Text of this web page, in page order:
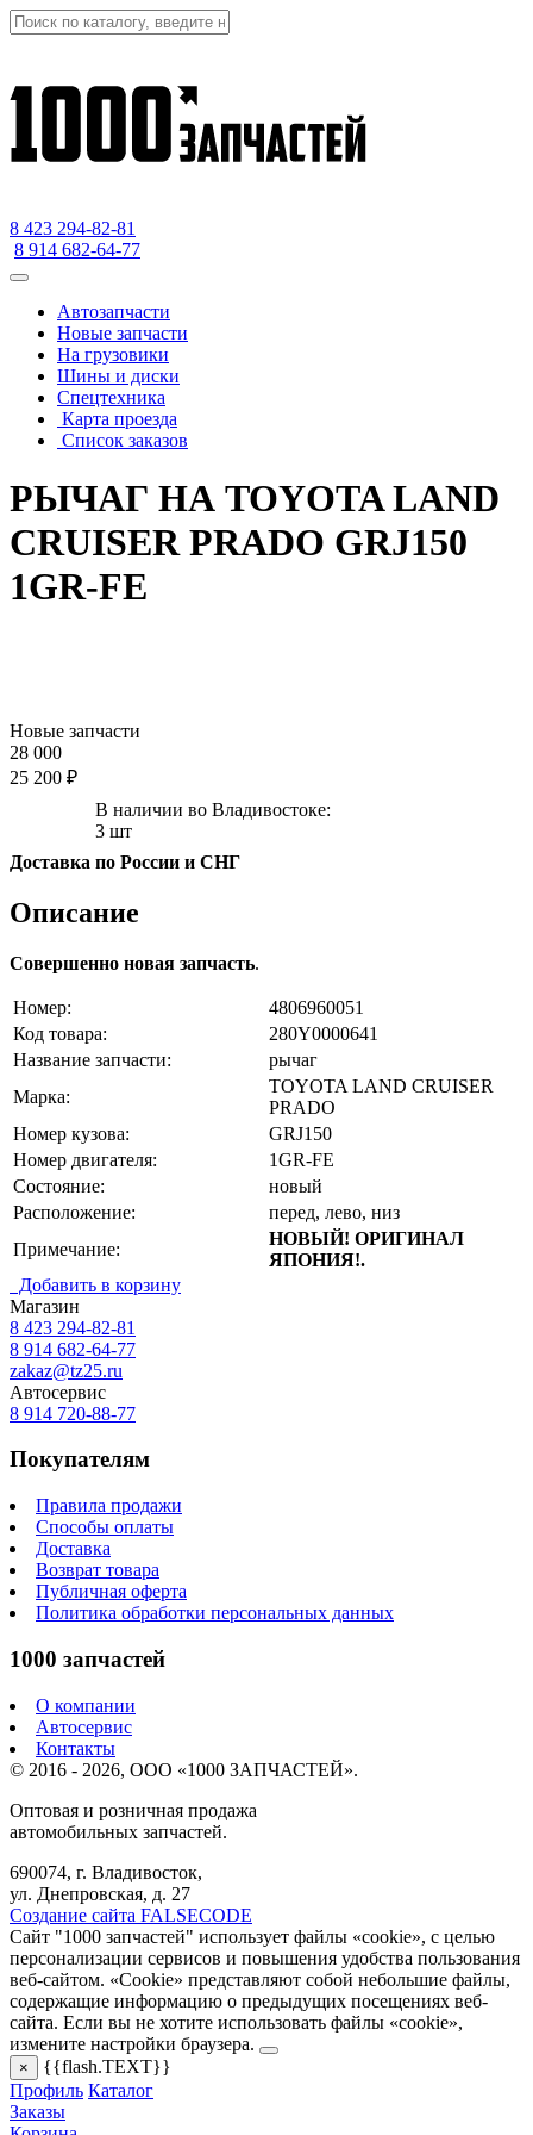
8 423 294-82-81
8 914 682-64-77
Автозапчасти
Новые запчасти
На грузовики
Шины и диски
Спецтехника
Карта проезда
Список заказов
РЫЧАГ НА TOYOTA LAND
CRUISER PRADO GRJ150
1GR-FE
Новые запчасти
28 000
25 200 ₽
В наличии во Владивостоке:
3 шт
Доставка по России и СНГ
Описание
Совершенно новая запчасть.
Номер:
4806960051
Код товара:
280Y0000641
Название запчасти:
рычаг
Марка:
TOYOTA LAND CRUISER
PRADO
Номер кузова:
GRJ150
Номер двигателя:
1GR-FE
Состояние:
новый
Расположение:
перед, лево, низ
Примечание:
НОВЫЙ! ОРИГИНАЛ
ЯПОНИЯ!.
Добавить в корзину
Магазин
8 423 294-82-81
8 914 682-64-77
zakaz@tz25.ru
Автосервис
8 914 720-88-77
Покупателям
Правила продажи
Способы оплаты
Доставка
Возврат товара
Публичная оферта
Политика обработки персональных данных
1000 запчастей
О компании
Автосервис
Контакты
© 2016 - 2026, ООО «1000 ЗАПЧАСТЕЙ».
Оптовая и розничная продажа
автомобильных запчастей.
690074, г. Владивосток,
ул. Днепровская, д. 27
Создание сайта FALSECODE
Сайт "1000 запчастей" использует файлы «cookie», с целью
персонализации сервисов и повышения удобства пользования
веб-сайтом. «Cookie» представляют собой небольшие файлы,
содержащие информацию о предыдущих посещениях веб-
сайта. Если вы не хотите использовать файлы «cookie»,
измените настройки браузера.
×
{{flash.TEXT}}
Профиль Каталог
Заказы